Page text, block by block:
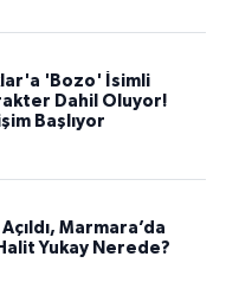
'Bozo' İsimli
Dahil Oluyor!
Başlıyor
Marmara’da
Yukay Nerede?